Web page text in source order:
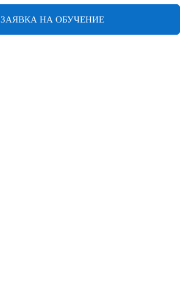
ЗАЯВКА НА ОБУЧЕНИЕ